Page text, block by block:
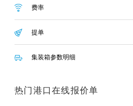
费率
提单
集装箱参数明细
热门港口在线报价单